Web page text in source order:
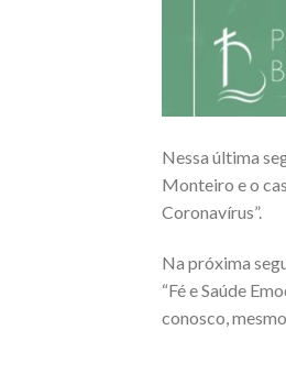
Nessa última
Monteiro e o
Coronavírus”.
Na próxima
“Fé e Saúde
conosco,